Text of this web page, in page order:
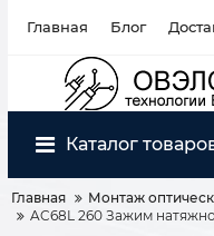
Главная Блог
Каталог
Главная Монтаж
AC68L 260 Зажим